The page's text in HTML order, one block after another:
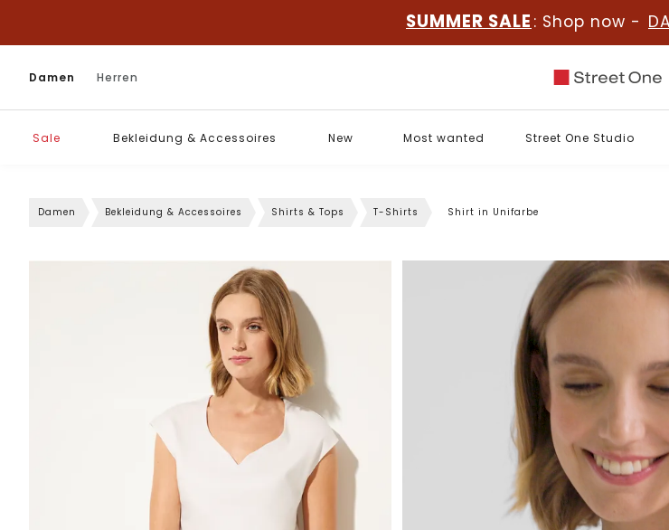
SUMMER SALE : Shop now -
Damen Herren
Sale Bekleidung & Accessoires New Most wanted Street One Studio
Damen Bekleidung & Accessoires Shirts & Tops T-Shirts Shirt in Unifarbe